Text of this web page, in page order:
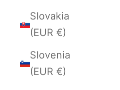
Slovakia
(EUR €)
Slovenia
(EUR €)